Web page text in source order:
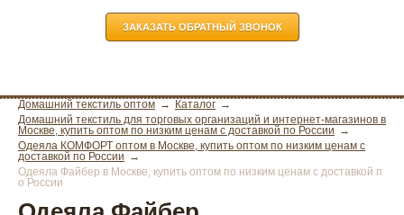
ЗАКАЗАТЬ ОБРАТНЫЙ ЗВОНОК
Домашний текстиль оптом
Каталог
Домашний текстиль для торговых организаций и интернет-магазинов в
Москве, купить оптом по низким ценам с доставкой по России
Одеяла КОМФОРТ оптом в Москве, купить оптом по низким ценам с
доставкой по России
Одеяла Файбер в Москве, купить оптом по низким ценам с доставкой п
о России